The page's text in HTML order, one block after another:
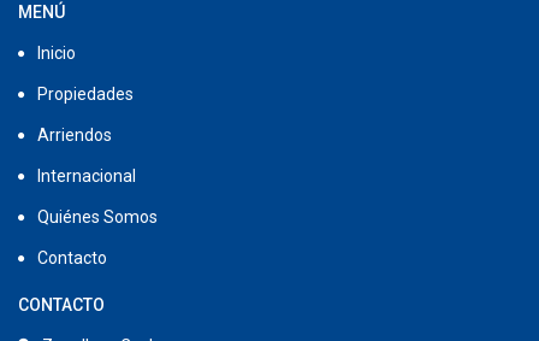
MENÚ
Inicio
Propiedades
Arriendos
Internacional
Quiénes Somos
Contacto
CONTACTO